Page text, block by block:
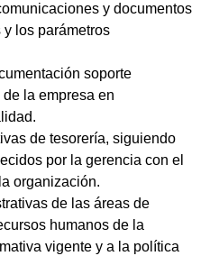
y documentos
los parámetros
soporte
la empresa en
de tesorería, siguiendo
por la gerencia con el
organización.
de las áreas de
humanos de la
vigente y a la política